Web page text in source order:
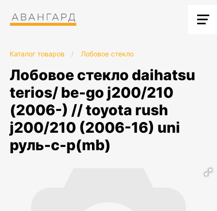
Каталог товаров / Лобовое стекло
лобовое стекло daihatsu
terios/ be-go j200/210
(2006-) // toyota rush
j200/210 (2006-16) uni
руль-c-p(mb)